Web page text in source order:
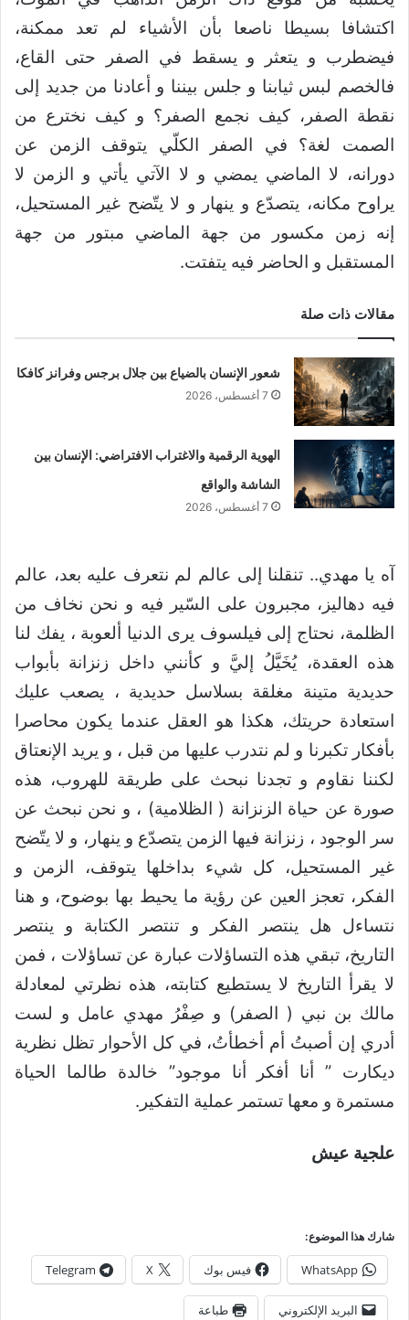
اكتشافا بسيطا ناصعا بأن الأشياء لم تعد ممكنة،
فيضطرب و يتعثر و يسقط في الصفر حتى القاع،
فالخصم لبس ثيابنا و جلس بيننا و أعادنا من جديد إلى
نقطة الصفر، كيف نجمع الصفر؟ و كيف نخترع من
الصمت لغة؟ في الصفر الكلّي يتوقف الزمن عن
دورانه، لا الماضي يمضي و لا الآتي يأتي و الزمن لا
يراوح مكانه، يتصدّع و ينهار و لا يتّضح غير المستحيل،
إنه زمن مكسور من جهة الماضي مبتور من جهة
المستقبل و الحاضر فيه يتفتت.
مقالات ذات صلة
شعور الإنسان بالضياع بين جلال برجس وفرانز كافكا
7 أغسطس، 2026
الهوية الرقمية والاغتراب الافتراضي: الإنسان بين
الشاشة والواقع
7 أغسطس، 2026
آه يا مهدي.. تنقلنا إلى عالم لم نتعرف عليه بعد، عالم
فيه دهاليز، مجبرون على السّير فيه و نحن نخاف من
الظلمة، نحتاج إلى فيلسوف يرى الدنيا ألعوبة ، يفك لنا
هذه العقدة، يُخَيَّلُ إليَّ و كأنني داخل زنزانة بأبواب
حديدية متينة مغلقة بسلاسل حديدية ، يصعب عليك
استعادة حريتك، هكذا هو العقل عندما يكون محاصرا
بأفكار تكبرنا و لم نتدرب عليها من قبل ، و يريد الإنعتاق
لكننا نقاوم و تجدنا نبحث على طريقة للهروب، هذه
صورة عن حياة الزنزانة ( الظلامية) ، و نحن نبحث عن
سر الوجود ، زنزانة فيها الزمن يتصدّع و ينهار، و لا يتّضح
غير المستحيل، كل شيء بداخلها يتوقف، الزمن و
الفكر، تعجز العين عن رؤية ما يحيط بها بوضوح، و هنا
نتساءل هل ينتصر الفكر و تنتصر الكتابة و ينتصر
التاريخ، تبقي هذه التساؤلات عبارة عن تساؤلات ، فمن
لا يقرأ التاريخ لا يستطيع كتابته، هذه نظرتي لمعادلة
مالك بن نبي ( الصفر) و صِفْرُ مهدي عامل و لست
أدري إن أصبتُ أم أخطأتُ، في كل الأحوار تظل نظرية
ديكارت ” أنا أفكر أنا موجود” خالدة طالما الحياة
مستمرة و معها تستمر عملية التفكير.
علجية عيش
شارك هذا الموضوع:
WhatsApp فيس بوك X
Telegram
البريد الإلكتروني طباعة